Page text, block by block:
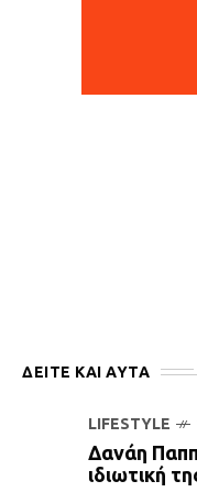
ΔΕΙΤΕ ΚΑΙ ΑΥΤΆ
LIFESTYLE
Δανάη
ιδιωτική